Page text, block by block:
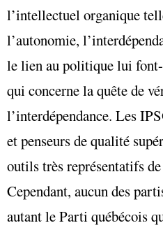
l’intellectuel organique
l’autonomie,
le lien au politique lui
qui concerne la quête de
l’interdépendance. Les
et penseurs de qualité
outils très représentatifs
Cependant, aucun des
autant le Parti québécois